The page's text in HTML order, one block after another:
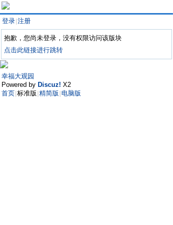
登录 注册
抱歉，您尚未登录，没有权限访问该版块
点击此链接进行跳转
幸福大观园
Powered by Discuz! X2
首页 标准版 精简版 电脑版